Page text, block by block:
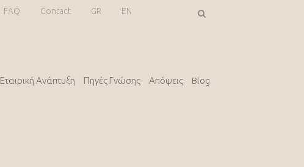
EN
GR
Contact
FAQ
Εταιρική Ανάπτυξη Πηγές Γνώσης Απόψεις Blog